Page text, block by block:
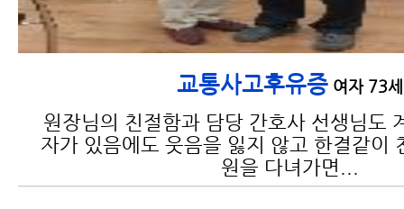
교통사고후유증여자 73세
원장님의 친절함과 담당 간호사 선생님도
자가 있음에도 웃음을 잃지 않고 한결같이
원을 다녀가면...